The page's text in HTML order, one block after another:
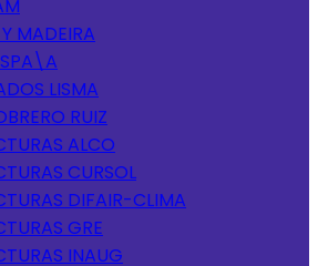
MADEIRA
LISMA
RUIZ
ALCO
CURSOL
DIFAIR-CLIMA
GRE
INAUG